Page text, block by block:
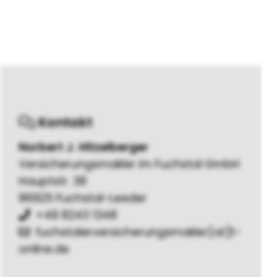
Kontakt
Norbert J. Hitzelberger
Versicherungsmakler im Fuchstal GmbH
Hauptstr. 38
86925 Fuchstal-Leeder
+49 8243 1348
fuchstalerversicherungsmakler[at]t-
online.de